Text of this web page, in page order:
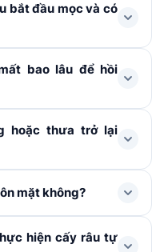
bắt đầu mọc và có
phom dáng sau 3–4
9 tháng. Chú ý không
râu bình thường.
bao lâu để hồi
trình thực hiện sẽ
hơi đỏ và ê nhẹ trong
(tùy cơ địa).
hoặc thưa trở lại
sẽ rụng tạm thời sau
bị thưa trở lại nếu
mặt không?
rất nhỏ nên thường
hiện cấy râu tự